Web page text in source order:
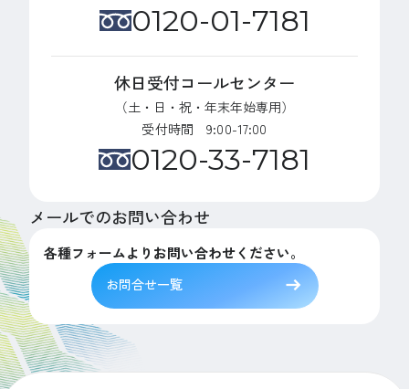
0120-01-7181
休日受付コールセンター
（土・日・祝・年末年始専用）
受付時間 9:00-17:00
0120-33-7181
メールでのお問い合わせ
各種フォームよりお問い合わせください。
お問合せ一覧